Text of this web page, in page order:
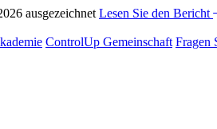
ausgezeichnet Lesen Sie den Bericht
ControlUp Gemeinschaft Fragen